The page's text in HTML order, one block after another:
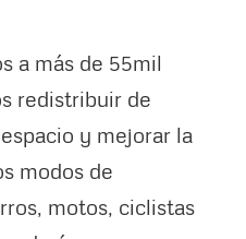
a más de 55mil
redistribuir de
y mejorar la
modos de
motos, ciclistas